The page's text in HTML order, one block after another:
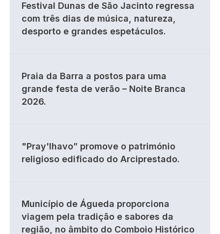
Festival Dunas de São Jacinto regressa
com três dias de música, natureza,
desporto e grandes espetáculos.
Praia da Barra a postos para uma
grande festa de verão – Noite Branca
2026.
"Pray'lhavo” promove o património
religioso edificado do Arciprestado.
Município de Águeda proporciona
viagem pela tradição e sabores da
região, no âmbito do Comboio Histórico